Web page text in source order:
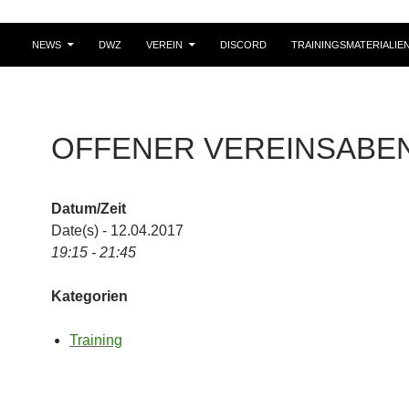
NEWS DWZ VEREIN DISCORD
OFFENER
Datum/Zeit
Date(s) - 12.04.2017
19:15 - 21:45
Kategorien
Training